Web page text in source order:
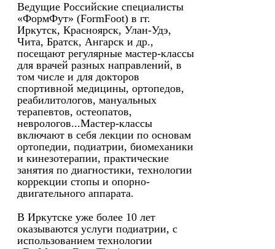
Ведущие Российские специалисты
«ФормФут» (FormFoot) в гг.
Иркутск, Красноярск, Улан-Удэ,
Чита, Братск, Ангарск и др.,
посещают регулярные мастер-классы
для врачей разных направлений, в
том числе и для докторов
спортивной медицины, ортопедов,
реабилитологов, мануальных
терапевтов, остеопатов,
неврологов...Мастер-классы
включают в себя лекции по основам
ортопедии, подиатрии, биомеханики
и кинезотерапии, практические
занятия по диагностики, технологии
коррекции стопы и опорно-
двигательного аппарата.
В Иркутске уже более 10 лет
оказываются услуги подиатрии, с
использованием технологии